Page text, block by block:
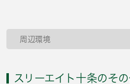
周辺環境
スリーエイト十条のそ